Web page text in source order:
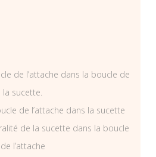
de l’attache dans la boucle de
la sucette.
de l’attache dans la sucette
de la sucette dans la boucle
de l’attache